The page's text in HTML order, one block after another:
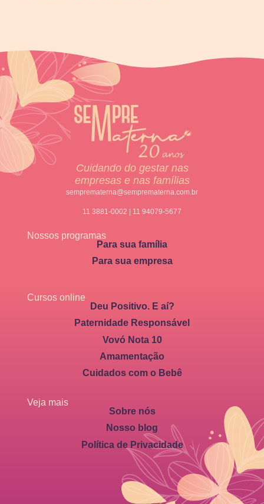
Cuidando do gestar nas
empresas e nas famílias
semprematerna@semprematerna.com.br
11 3881-0002 | 11 94079-5677
Nossos programas
Para sua família
Para sua empresa
Cursos online
Deu Positivo. E aí?
Paternidade Responsável
Vovó Nota 10
Amamentação
Cuidados com o Bebê
Veja mais
Sobre nós
Nosso blog
Política de Privacidade